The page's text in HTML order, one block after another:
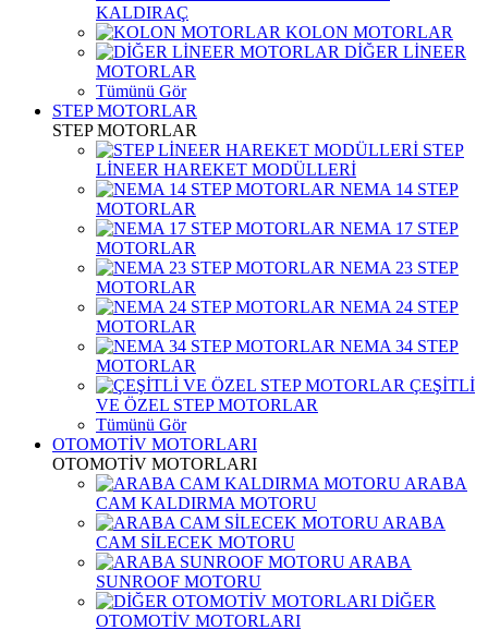
KALDIRAÇ
KOLON MOTORLAR
DİĞER LİNEER
MOTORLAR
Tümünü Gör
STEP MOTORLAR
STEP MOTORLAR
STEP
LİNEER HAREKET MODÜLLERİ
NEMA 14 STEP
MOTORLAR
NEMA 17 STEP
MOTORLAR
NEMA 23 STEP
MOTORLAR
NEMA 24 STEP
MOTORLAR
NEMA 34 STEP
MOTORLAR
ÇEŞİTLİ
VE ÖZEL STEP MOTORLAR
Tümünü Gör
OTOMOTİV MOTORLARI
OTOMOTİV MOTORLARI
ARABA
CAM KALDIRMA MOTORU
ARABA
CAM SİLECEK MOTORU
ARABA
SUNROOF MOTORU
DİĞER
OTOMOTİV MOTORLARI